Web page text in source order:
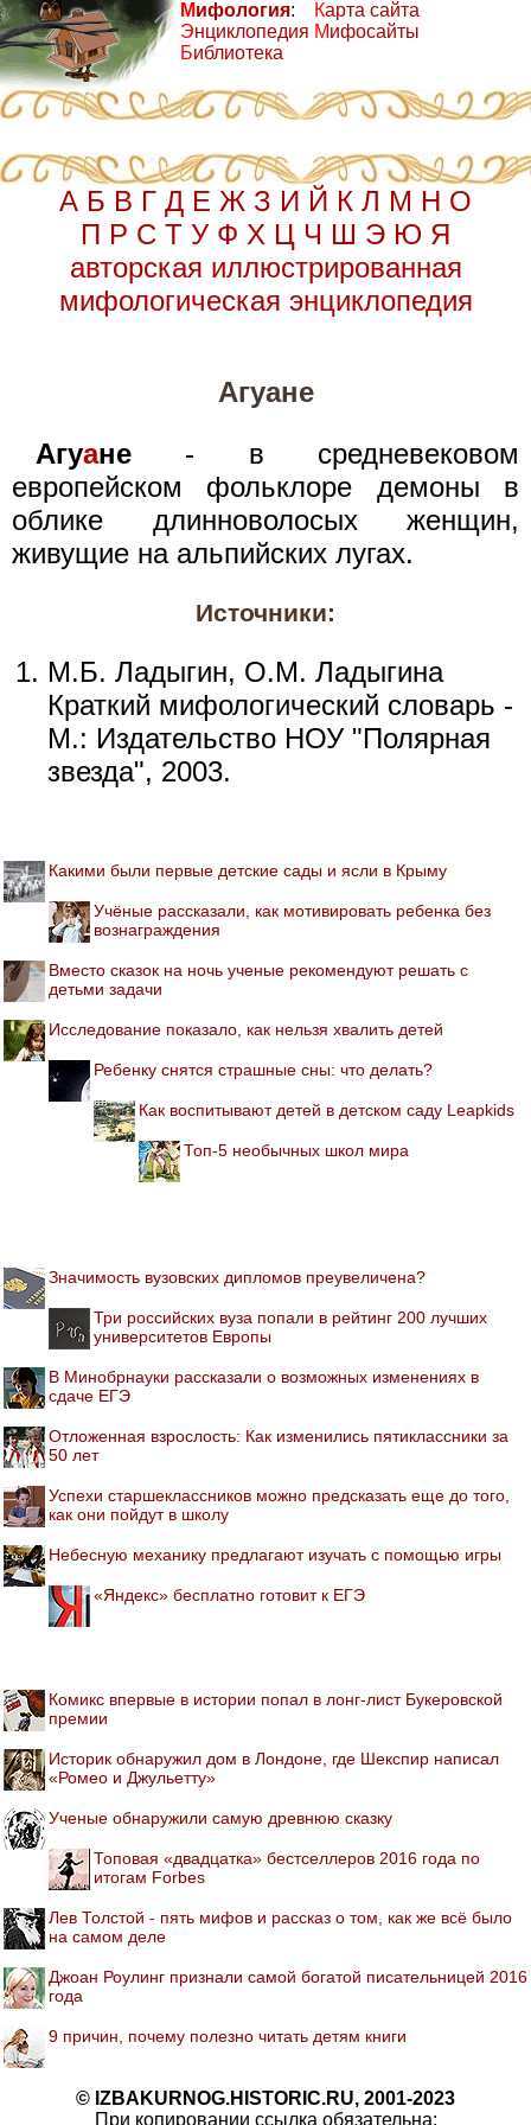
Мифология:
Энциклопедия
Библиотека
Карта сайта
Мифосайты
А Б В Г Д Е Ж З И Й К Л М Н О
П Р С Т У Ф Х Ц Ч Ш Э Ю Я
авторская иллюстрированная
мифологическая энциклопедия
Агуане
Агуане - в средневековом
европейском фольклоре демоны в
облике длинноволосых женщин,
живущие на альпийских лугах.
Источники:
М.Б. Ладыгин, О.М. Ладыгина
Краткий мифологический словарь -
М.: Издательство НОУ "Полярная
звезда", 2003.
Какими были первые детские сады и ясли в Крыму
Учёные рассказали, как мотивировать ребенка без
вознаграждения
Вместо сказок на ночь ученые рекомендуют решать с
детьми задачи
Исследование показало, как нельзя хвалить детей
Ребенку снятся страшные сны: что делать?
Как воспитывают детей в детском саду Leapkids
Топ-5 необычных школ мира
Значимость вузовских дипломов преувеличена?
Три российских вуза попали в рейтинг 200 лучших
университетов Европы
В Минобрнауки рассказали о возможных изменениях в
сдаче ЕГЭ
Отложенная взрослость: Как изменились пятиклассники за
50 лет
Успехи старшеклассников можно предсказать еще до того,
как они пойдут в школу
Небесную механику предлагают изучать с помощью игры
«Яндекс» бесплатно готовит к ЕГЭ
Комикс впервые в истории попал в лонг-лист Букеровской
премии
Историк обнаружил дом в Лондоне, где Шекспир написал
«Ромео и Джульетту»
Ученые обнаружили самую древнюю сказку
Топовая «двадцатка» бестселлеров 2016 года по
итогам Forbes
Лев Толстой - пять мифов и рассказ о том, как же всё было
на самом деле
Джоан Роулинг признали самой богатой писательницей 2016
года
9 причин, почему полезно читать детям книги
© IZBAKURNOG.HISTORIC.RU, 2001-2023
При копировании ссылка обязательна: